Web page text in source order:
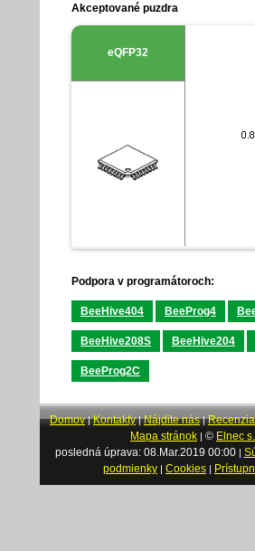
Akceptované puzdra
eQFP32
Podpora v programátoroch:
BeeHive404 BeeProg4
BeeHive208S BeeHive204
BeeProg2C
Domov|Kontakty|Nájdite nás|Recenzia
Mapa stránok | © Elnec
posledná úprava: 08.Mar.2019 00:00|
podmienky | Cookies |